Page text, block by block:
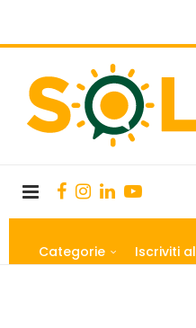
Categorie Iscriviti